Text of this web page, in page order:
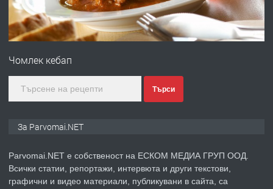
преди 1 година
ПРЕДЛАГА
Първи поход "По стъпките на Ангел
преди 1 година
Чомлек кебап
Търси
За Parvomai.NET
Parvomai.NET е собственост на ЕСКОМ МЕДИА ГРУП ООД.
Всички статии, репортажи, интервюта и други текстови,
графични и видео материали, публикувани в сайта, са